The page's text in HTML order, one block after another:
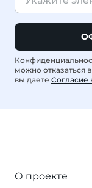
можно отказаться
вы даете Согласие
О проекте